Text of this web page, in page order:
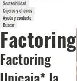
Sostenibilidad
Cajeros y oficinas
Ayuda y contacto
Buscar
Factoring
Factoring